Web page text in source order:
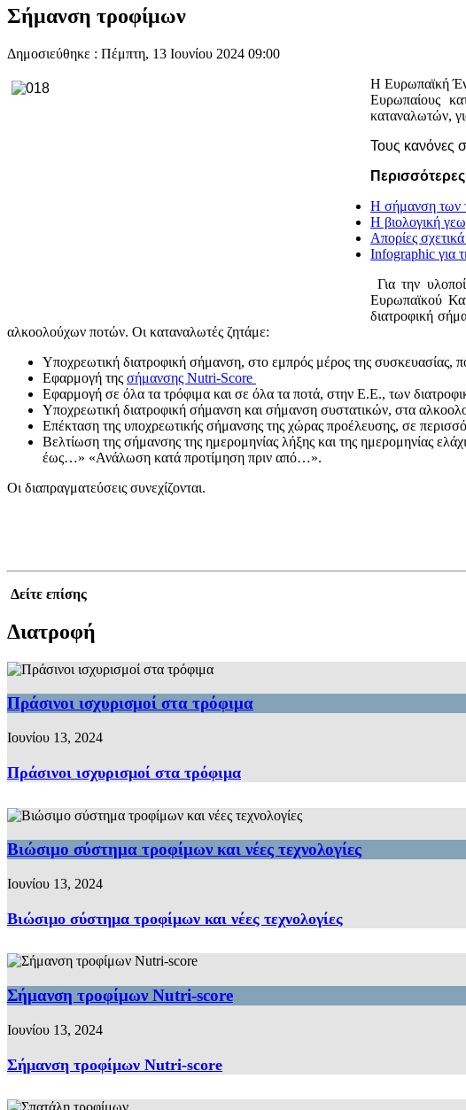
Σήμανση τροφίμων
Δημοσιεύθηκε : Πέμπτη, 13 Ιουνίου 2024 09:00
Η Ευρωπαϊκή
Ευρωπαίους
καταναλωτών,
Τους κανόνες
Η σήμανση των
Η βιολογική
Απορίες
Infographic για
Για την
Ευρωπαϊκού
διατροφική
αλκοολούχων ποτών. Οι καταναλωτές ζητάμε:
Υποχρεωτική διατροφική σήμανση, στο εμπρός μέρος της συσκευασίας,
Εφαρμογή της σήμανσης Nutri-Score
Εφαρμογή σε όλα τα τρόφιμα και σε όλα τα ποτά, στην Ε.Ε., των
Υποχρεωτική διατροφική σήμανση και σήμανση συστατικών, στα
Επέκταση της υποχρεωτικής σήμανσης της χώρας προέλευσης, σε
Βελτίωση της σήμανσης της ημερομηνίας λήξης και της ημερομηνίας
έως…» «Ανάλωση κατά προτίμηση πριν από…».
Οι διαπραγματεύσεις συνεχίζονται.
Δείτε επίσης
Διατροφή
Πράσινοι ισχυρισμοί στα τρόφιμα
Ιουνίου 13, 2024
Πράσινοι ισχυρισμοί στα τρόφιμα
Βιώσιμο σύστημα τροφίμων και νέες τεχνολογίες
Ιουνίου 13, 2024
Βιώσιμο σύστημα τροφίμων και νέες τεχνολογίες
Σήμανση τροφίμων Nutri-score
Ιουνίου 13, 2024
Σήμανση τροφίμων Nutri-score